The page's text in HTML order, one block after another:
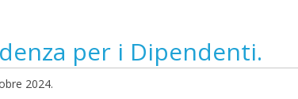
per i Dipendenti.
2024.